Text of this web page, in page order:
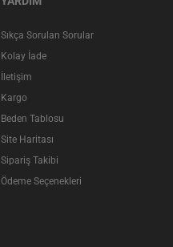
Sıkça Sorulan Sorular
Kolay İade
İletişim
Kargo
Beden Tablosu
Site Haritası
Sipariş Takibi
Ödeme Seçenekleri